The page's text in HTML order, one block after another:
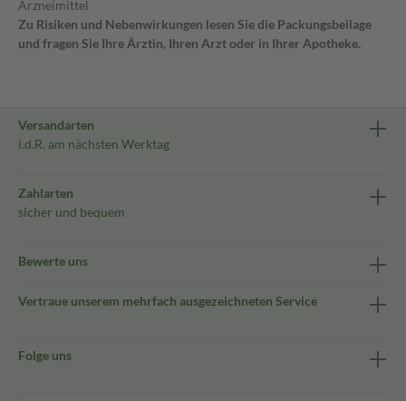
Arzneimittel
Zu Risiken und Nebenwirkungen lesen Sie die Packungsbeilage
und fragen Sie Ihre Ärztin, Ihren Arzt oder in Ihrer Apotheke.
Versandarten
i.d.R. am nächsten Werktag
Zahlarten
sicher und bequem
Bewerte uns
Vertraue unserem mehrfach ausgezeichneten Service
Folge uns